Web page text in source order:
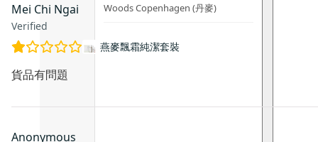
Woods Copenhagen (丹麥)
Mei Chi Ngai
Verified
燕麥飄霜純潔套裝
貨品有問題
Anonymous